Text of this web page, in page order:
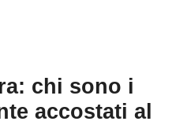
chi sono i
accostati al